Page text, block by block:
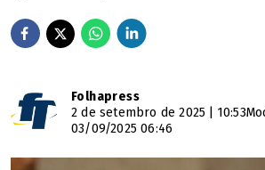
Folhapress
2 de setembro de 2025 | 10:53
03/09/2025 06:46